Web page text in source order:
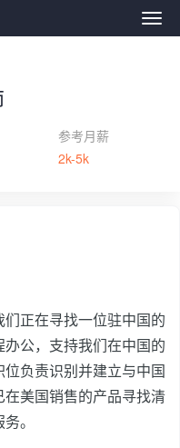
远
参考月薪
2k-5k
正在寻找一位驻中国的
公，支持我们在中国的
负责识别并建立与中国
美国销售的产品寻找清
。